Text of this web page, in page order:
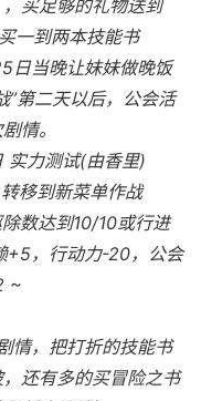
买足够的礼物送到
一到两本技能书
日当晚让妹妹做晚饭
”第二天以后，公会活
情。
实力测试(由香里)
移到新菜单作战
数达到10/10或行进
+5，行动力-20，公会
~
情，把打折的技能书
还有多的买冒险之书